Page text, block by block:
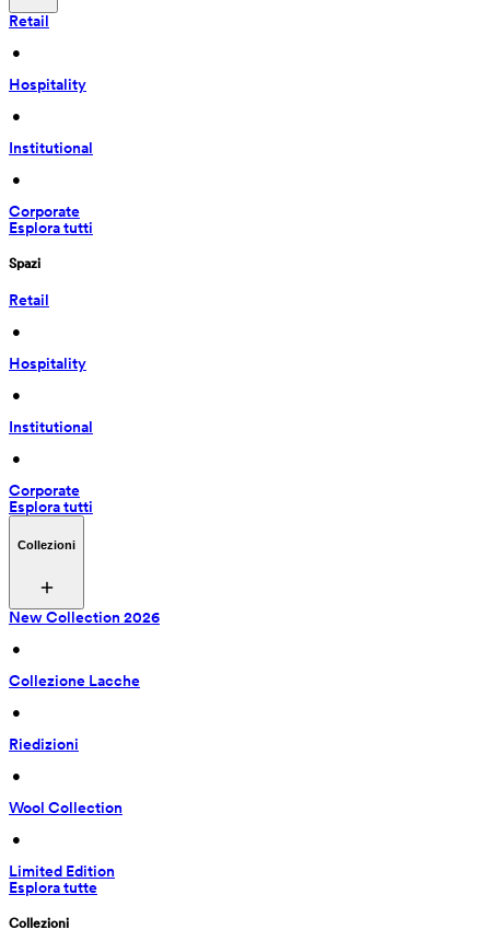
Retail
•
Hospitality
•
Institutional
•
Corporate
Esplora tutti
Spazi
Retail
•
Hospitality
•
Institutional
•
Corporate
Esplora tutti
Collezioni
New Collection 2026
•
Collezione Lacche
•
Riedizioni
•
Wool Collection
•
Limited Edition
Esplora tutte
Collezioni